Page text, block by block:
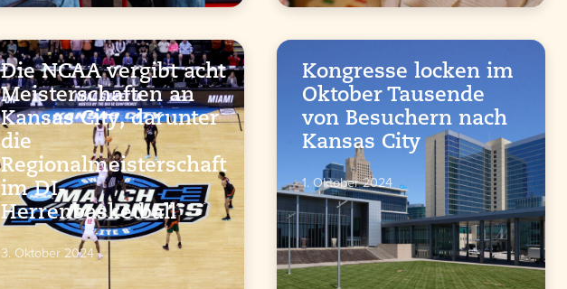
Die NCAA vergibt acht
Meisterschaften an
Kansas City, darunter
die
Regionalmeisterschaft
im DI-
Herrenbasketball
3. Oktober 2024
Kongresse locken im
Oktober Tausende
von Besuchern nach
Kansas City
1. Oktober 2024